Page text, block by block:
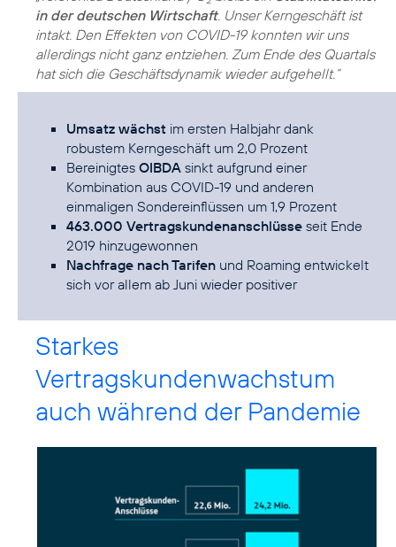
in der deutschen Wirtschaft. Unser Kerngeschäft ist
intakt. Den Effekten von COVID-19 konnten wir uns
allerdings nicht ganz entziehen. Zum Ende des Quartals
hat sich die Geschäftsdynamik wieder aufgehellt.“
Umsatz wächst im ersten Halbjahr dank
robustem Kerngeschäft um 2,0 Prozent
Bereinigtes OIBDA sinkt aufgrund einer
Kombination aus COVID-19 und anderen
einmaligen Sondereinflüssen um 1,9 Prozent
463.000 Vertragskundenanschlüsse seit Ende
2019 hinzugewonnen
Nachfrage nach Tarifen und Roaming entwickelt
sich vor allem ab Juni wieder positiver
Starkes
Vertragskundenwachstum
auch während der Pandemie